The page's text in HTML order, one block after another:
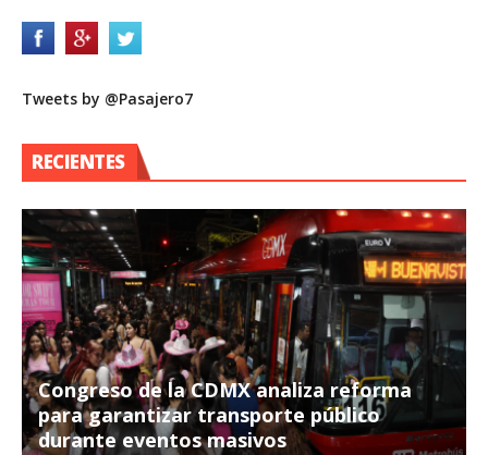
Tweets by @Pasajero7
RECIENTES
Congreso de la CDMX analiza reforma
para garantizar transporte público
durante eventos masivos